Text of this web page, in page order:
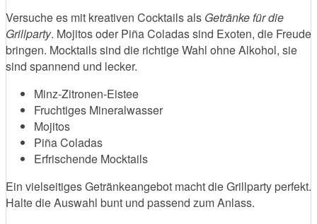
Versuche es mit kreativen Cocktails als Getränke für die
Grillparty. Mojitos oder Piña Coladas sind Exoten, die Freude
bringen. Mocktails sind die richtige Wahl ohne Alkohol, sie
sind spannend und lecker.
Minz-Zitronen-Eistee
Fruchtiges Mineralwasser
Mojitos
Piña Coladas
Erfrischende Mocktails
Ein vielseitiges Getränkeangebot macht die Grillparty perfekt.
Halte die Auswahl bunt und passend zum Anlass.